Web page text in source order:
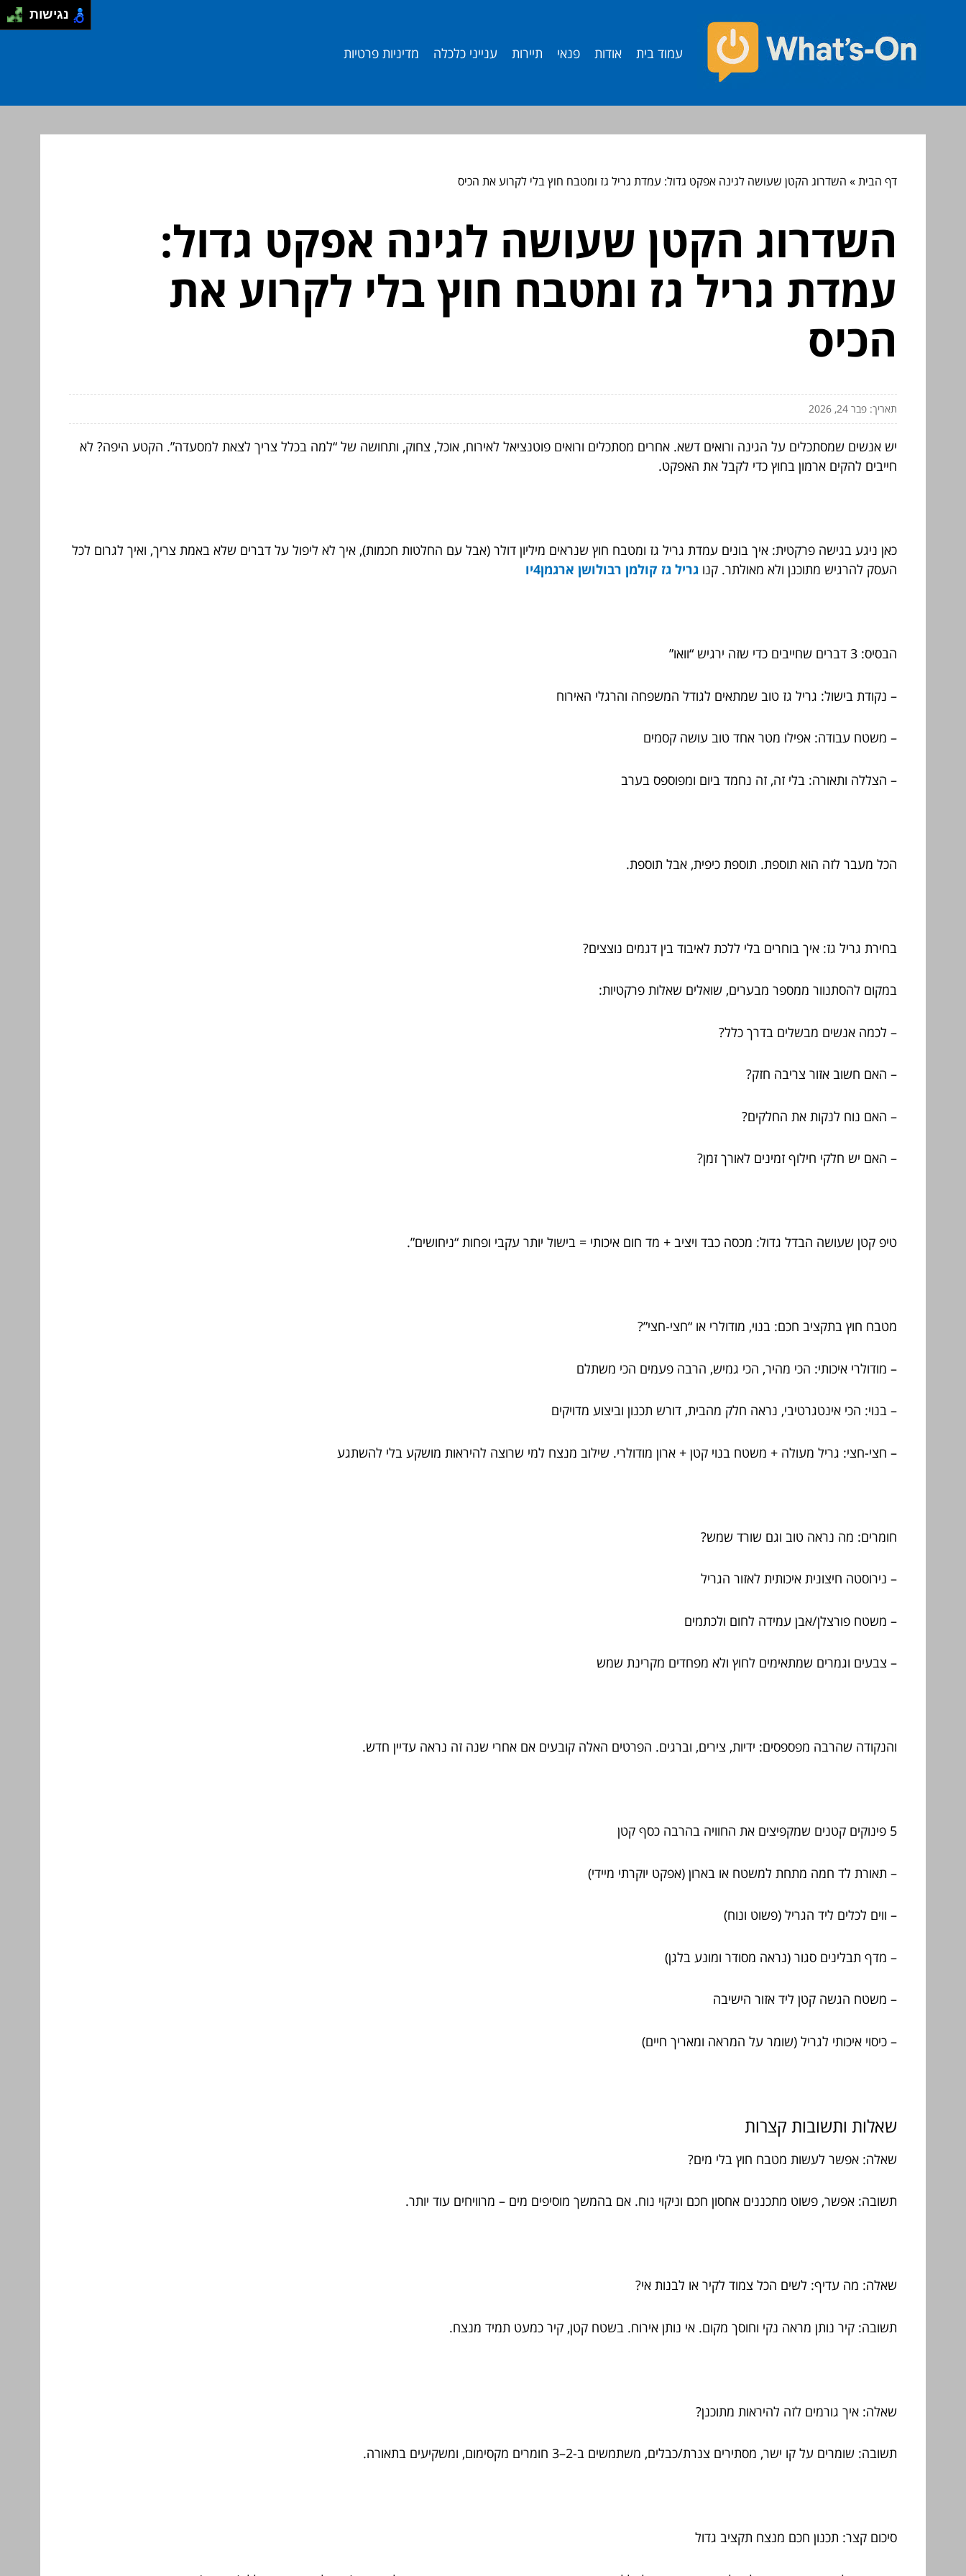
עמוד בית אודות פנאי תיירות ענייני כלכלה מדיניות פרטיות
דף הבית» השדרוג הקטן שעושה לגינה אפקט גדול: עמדת גריל גז ומטבח חוץ בלי לקרוע את הכיס
השדרוג הקטן שעושה לגינה אפקט גדול:
עמדת גריל גז ומטבח חוץ בלי לקרוע את
הכיס
תאריך: פבר 24, 2026
יש אנשים שמסתכלים על הגינה ורואים דשא. אחרים מסתכלים ורואים פוטנציאל לאירוח, אוכל, צחוק, ותחושה של “למה בכלל צריך לצאת למסעדה”. הקטע היפה? לא
חייבים להקים ארמון בחוץ כדי לקבל את האפקט.
כאן ניגע בגישה פרקטית: איך בונים עמדת גריל גז ומטבח חוץ שנראים מיליון דולר (אבל עם החלטות חכמות), איך לא ליפול על דברים שלא באמת צריך, ואיך לגרום לכל
העסק להרגיש מתוכנן ולא מאולתר. קנו גריל גז קולמן רבולושן ארגמן4יו
הבסיס: 3 דברים שחייבים כדי שזה ירגיש “וואו”
– נקודת בישול: גריל גז טוב שמתאים לגודל המשפחה והרגלי האירוח
– משטח עבודה: אפילו מטר אחד טוב עושה קסמים
– הצללה ותאורה: בלי זה, זה נחמד ביום ומפוספס בערב
הכל מעבר לזה הוא תוספת. תוספת כיפית, אבל תוספת.
בחירת גריל גז: איך בוחרים בלי ללכת לאיבוד בין דגמים נוצצים?
במקום להסתנוור ממספר מבערים, שואלים שאלות פרקטיות:
– לכמה אנשים מבשלים בדרך כלל?
– האם חשוב אזור צריבה חזק?
– האם נוח לנקות את החלקים?
– האם יש חלקי חילוף זמינים לאורך זמן?
טיפ קטן שעושה הבדל גדול: מכסה כבד ויציב + מד חום איכותי = בישול יותר עקבי ופחות “ניחושים”.
מטבח חוץ בתקציב חכם: בנוי, מודולרי או “חצי-חצי”?
– מודולרי איכותי: הכי מהיר, הכי גמיש, הרבה פעמים הכי משתלם
– בנוי: הכי אינטגרטיבי, נראה חלק מהבית, דורש תכנון וביצוע מדויקים
– חצי-חצי: גריל מעולה + משטח בנוי קטן + ארון מודולרי. שילוב מנצח למי שרוצה להיראות מושקע בלי להשתגע
חומרים: מה נראה טוב וגם שורד שמש?
– נירוסטה חיצונית איכותית לאזור הגריל
– משטח פורצלן/אבן עמידה לחום ולכתמים
– צבעים וגמרים שמתאימים לחוץ ולא מפחדים מקרינת שמש
והנקודה שהרבה מפספסים: ידיות, צירים, וברגים. הפרטים האלה קובעים אם אחרי שנה זה נראה עדיין חדש.
5 פינוקים קטנים שמקפיצים את החוויה בהרבה כסף קטן
– תאורת לד חמה מתחת למשטח או בארון (אפקט יוקרתי מיידי)
– ווים לכלים ליד הגריל (פשוט ונוח)
– מדף תבלינים סגור (נראה מסודר ומונע בלגן)
– משטח הגשה קטן ליד אזור הישיבה
– כיסוי איכותי לגריל (שומר על המראה ומאריך חיים)
שאלות ותשובות קצרות
שאלה: אפשר לעשות מטבח חוץ בלי מים?
תשובה: אפשר, פשוט מתכננים אחסון חכם וניקוי נוח. אם בהמשך מוסיפים מים – מרוויחים עוד יותר.
שאלה: מה עדיף: לשים הכל צמוד לקיר או לבנות אי?
תשובה: קיר נותן מראה נקי וחוסך מקום. אי נותן אירוח. בשטח קטן, קיר כמעט תמיד מנצח.
שאלה: איך גורמים לזה להיראות מתוכנן?
תשובה: שומרים על קו ישר, מסתירים צנרת/כבלים, משתמשים ב-2–3 חומרים מקסימום, ומשקיעים בתאורה.
סיכום קצר: תכנון חכם מנצח תקציב גדול
נגישות